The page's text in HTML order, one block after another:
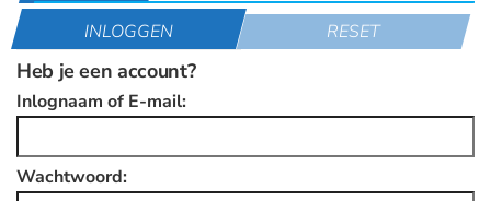
INLOGGEN RESET
Heb je een account?
Inlognaam of E-mail:
Wachtwoord: